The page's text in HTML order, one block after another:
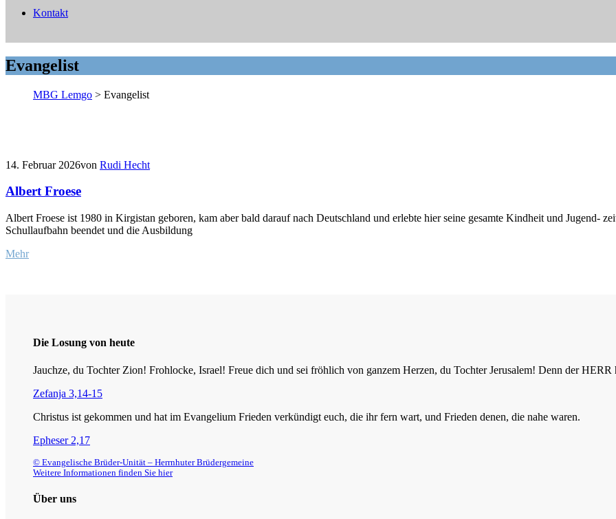
Kontakt
Evangelist
MBG Lemgo > Evangelist
14. Februar 2026von Rudi Hecht
Albert Froese
Albert Froese ist 1980 in Kirgistan geboren, kam aber bald darauf nach Deutschland und erlebte hier seine gesamte Kindheit und Jugend-
Schullaufbahn beendet und die Ausbildung
Mehr
Die Losung von heute
Jauchze, du Tochter Zion! Frohlocke, Israel! Freue dich und sei fröhlich von ganzem Herzen, du Tochter Jerusalem! Denn der HERR
Zefanja 3,14-15
Christus ist gekommen und hat im Evangelium Frieden verkündigt euch, die ihr fern wart, und Frieden denen, die nahe waren.
Epheser 2,17
© Evangelische Brüder-Unität – Herrnhuter Brüdergemeine
Weitere Informationen finden Sie hier
Über uns